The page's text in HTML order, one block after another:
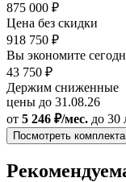
875 000 ₽
Цена без скидки
918 750 ₽
Вы экономите
43 750 ₽
Держим сниженные
цены до 31.08.26
от 5 246 ₽/мес. до 30
Посмотреть